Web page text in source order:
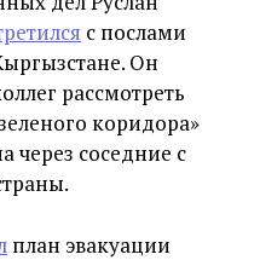
с послами
Он
рассмотреть
коридора»
через соседние с
план эвакуации